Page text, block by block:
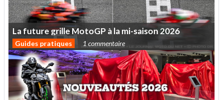
Lafuturegrille MotoGP àlami-saison 2026
Guides pratiques 1 commentaire